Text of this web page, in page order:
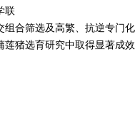
联
合筛选及高繁、抗逆专门
猪选育研究中取得显著成效